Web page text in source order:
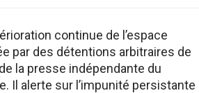
continue de l’espace
par des détentions arbitraires de
la presse indépendante du
Il alerte sur l’impunité persistante